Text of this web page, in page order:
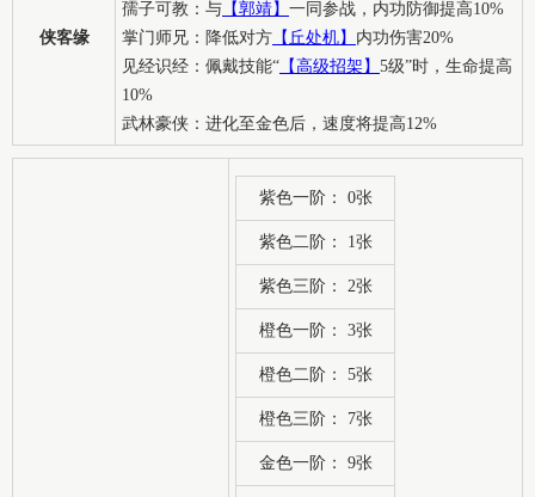
侠客缘
孺子可教：与 【郭靖】 一同参战，内功防御提高10%
掌门师兄：降低对方 【丘处机】 内功伤害20%
见经识经：佩戴技能“ 【高级招架】 5级”时，生命提高
10%
武林豪侠：进化至金色后，速度将提高12%
紫色一阶： 0张
紫色二阶： 1张
紫色三阶： 2张
橙色一阶： 3张
橙色二阶： 5张
橙色三阶： 7张
金色一阶： 9张